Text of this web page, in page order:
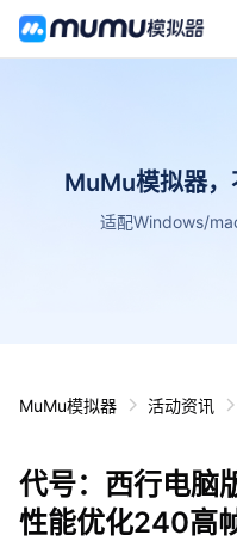
MuMu模拟器，
适配Windows/
MuMu模拟器 活动资讯
代号：西行电脑
性能优化240高